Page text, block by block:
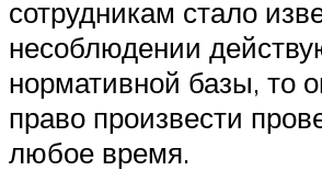
сотрудникам стало
несоблюдении
нормативной базы, то
право произвести
любое время.